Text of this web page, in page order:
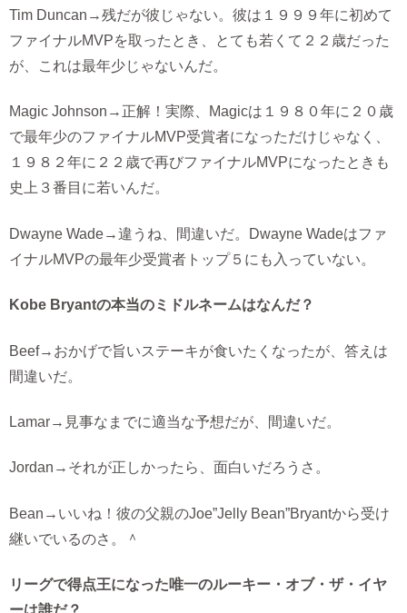
Tim Duncan→残だが彼じゃない。彼は１９９９年に初めて
ファイナルMVPを取ったとき、とても若くて２２歳だった
が、これは最年少じゃないんだ。
Magic Johnson→正解！実際、Magicは１９８０年に２０歳
で最年少のファイナルMVP受賞者になっただけじゃなく、
１９８２年に２２歳で再びファイナルMVPになったときも
史上３番目に若いんだ。
Dwayne Wade→違うね、間違いだ。Dwayne Wadeはファ
イナルMVPの最年少受賞者トップ５にも入っていない。
Kobe Bryantの本当のミドルネームはなんだ？
Beef→おかげで旨いステーキが食いたくなったが、答えは
間違いだ。
Lamar→見事なまでに適当な予想だが、間違いだ。
Jordan→それが正しかったら、面白いだろうさ。
Bean→いいね！彼の父親のJoe”Jelly Bean”Bryantから受け
継いでいるのさ。＾
リーグで得点王になった唯一のルーキー・オブ・ザ・イヤ